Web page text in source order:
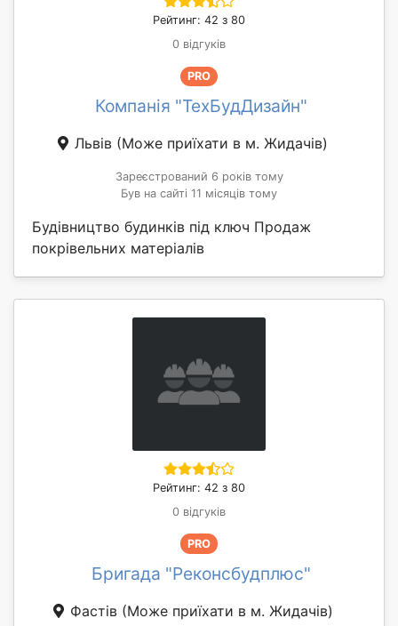
Рейтинг: 42 з 80
0 відгуків
PRO
Компанія "ТехБудДизайн"
Львів (Може приїхати в м. Жидачів)
Зареєстрований 6 років тому
Був на сайті 11 місяців тому
Будівництво будинків під ключ Продаж
покрівельних матеріалів
Рейтинг: 42 з 80
0 відгуків
PRO
Бригада "Реконсбудплюс"
Фастів (Може приїхати в м. Жидачів)